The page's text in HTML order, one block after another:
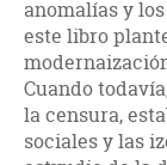
anomalías y
este libro
Cuando
la censura,
sociales y las